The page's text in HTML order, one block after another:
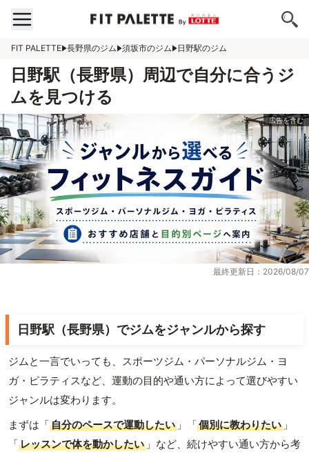
FIT PALETTE 長野県のジム 須坂市のジム 日野駅のジム
日野駅（長野県）周辺で自分に合うジ
ムを見つける
最終更新日：2026/08/07
日野駅（長野県）でジムをジャンルから探す
ジムと一言でいっても、スポーツジム・パーソナルジム・ヨ
ガ・ピラティスなど、運動の目的や通い方によって選びやすい
ジャンルは変わります。
まずは「自分のペースで運動したい 」「個別に教わりたい 」
「レッスンで体を動かしたい 」など、続けやすい通い方から考